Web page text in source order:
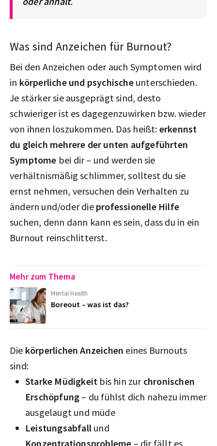
Was sind Anzeichen für Burnout?
Bei den Anzeichen oder auch Symptomen wird
in körperliche und psychischeunterschieden.
Je stärker sie ausgeprägt sind, desto
schwieriger ist es dagegenzuwirken bzw. wieder
von ihnen loszukommen. Das heißt: erkennst
du gleich mehrere der unten aufgeführten
Symptome bei dir – und werden sie
verhältnismäßig schlimmer, solltest du sie
ernst nehmen, versuchen dein Verhalten zu
ändern und/oder die professionelle Hilfe
suchen, denn dann kann es sein, dass du in ein
Burnout reinschlitterst.
Mehr zum Thema
Mental Health
Boreout – was ist das?
Die körperlichen Anzeichen eines Burnouts
sind:
Starke Müdigkeit bis hin zur chronischen
Erschöpfung – du fühlst dich nahezu immer
ausgelaugt und müde
Leistungsabfall und
Konzentrationsprobleme – dir fällt es